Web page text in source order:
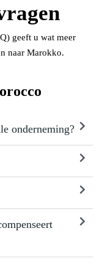
geeft u wat meer
naar Marokko.
onderneming?